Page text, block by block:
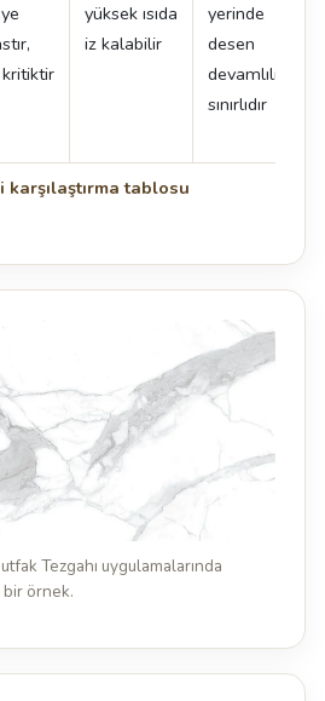
tablosu
yüksek ısıda
iz kalabilir
yerinde
desen
devamlılığı
sınırlıdır
Tezgahı uygulamalarında
örnek.